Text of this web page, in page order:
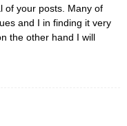
of your posts. Many of
and I in finding it very
the other hand I will